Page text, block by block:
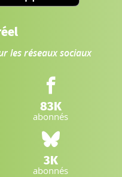
les réseaux sociaux
Facebook IGN :
83K
abonnés
Bluesky :
3K
abonnés